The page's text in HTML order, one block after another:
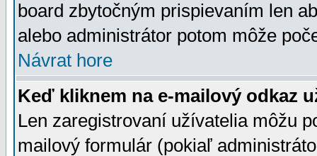
board zbytočným prispievaním len
alebo administrátor potom môže
Návrat hore
Keď kliknem na e-mailový odkaz
Len zaregistrovaní užívatelia môžu
mailový formulár (pokiaľ